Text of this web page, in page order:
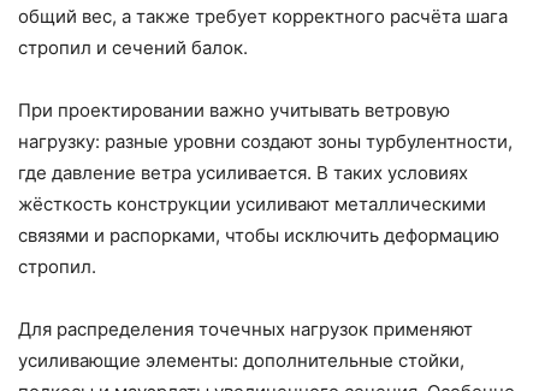
общий вес, а также требует корректного расчёта шага
стропил и сечений балок.
При проектировании важно учитывать ветровую
нагрузку: разные уровни создают зоны турбулентности,
где давление ветра усиливается. В таких условиях
жёсткость конструкции усиливают металлическими
связями и распорками, чтобы исключить деформацию
стропил.
Для распределения точечных нагрузок применяют
усиливающие элементы: дополнительные стойки,